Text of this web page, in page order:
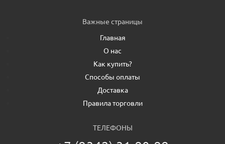
Важные страницы
Главная
О нас
Как купить?
Способы оплаты
Доставка
Правила торговли
ТЕЛЕФОНЫ